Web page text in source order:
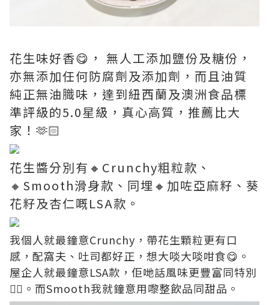
花生味好香😋， 無人工添加鹽份及糖份，
亦無添加任何防腐劑及添加劑，而且油質
純正無油膱味，達到紐西蘭及澳洲食品標
準評級的5.0星級，真心高質，推薦比大
家！🫶🏻
花生醬分別有🔸Crunchy粗粒款、
🔸Smooth滑身款、同埋🔸加咗亞麻籽、葵
花籽及杏仁嘅LSA款。
我個人就最鐘意Crunchy，帶花生顆粒更有口
感，配窩夫、吐司都好正，想大啖大啖咁食😋。
屋企人就最鐘意LSA款，佢哋話風味更豐富同特別
👍🏻。而Smooth我就鐘意用嚟整飲品同甜品。